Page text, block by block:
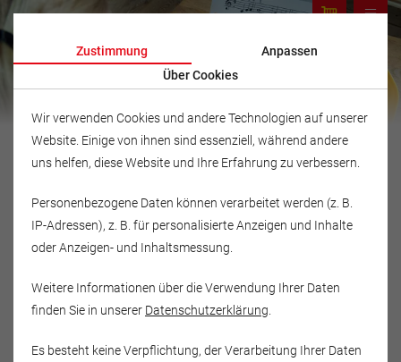
Zustimmung
Anpassen
Über Cookies
Wir verwenden Cookies und andere Technologien auf unserer
Website. Einige von ihnen sind essenziell, während andere
uns helfen, diese Website und Ihre Erfahrung zu verbessern.
Personenbezogene Daten können verarbeitet werden (z. B.
IP-Adressen), z. B. für personalisierte Anzeigen und Inhalte
oder Anzeigen- und Inhaltsmessung.
Weitere Informationen über die Verwendung Ihrer Daten
finden Sie in unserer Datenschutzerklärung
Es besteht keine Verpflichtung, der Verarbeitung Ihrer Daten